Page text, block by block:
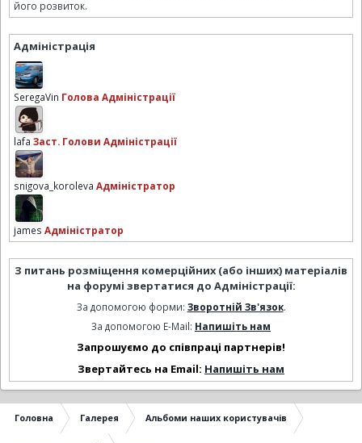
його розвиток.
Адміністрація
SeregaVin Голова Адміністрації
lafa Заст. Голови Адміністрації
snigova_koroleva Адміністратор
james Адміністратор
З питань розміщення комерційних (або інших) матеріалів
на форумі звертатися до Адміністрації:
За допомогою форми: Зворотній Зв'язок.
За допомогою E-Mail: Напишіть нам
Запрошуємо до співпраці партнерів!
Звертайтесь на Email: Напишіть нам
Головна Галерея Альбоми наших користувачів